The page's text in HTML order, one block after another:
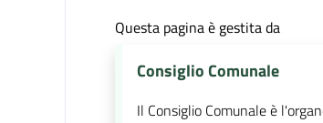
Questa pagina è gestita da
Consiglio Comunale
Il Consiglio Comunale è